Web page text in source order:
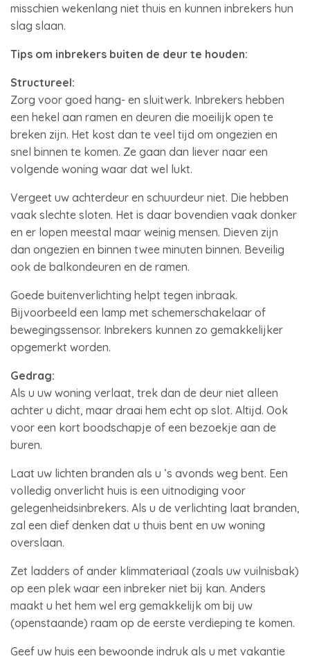
misschien wekenlang niet thuis en kunnen inbrekers hun
slag slaan.
Tips om inbrekers buiten de deur te houden:
Structureel:
Zorg voor goed hang- en sluitwerk. Inbrekers hebben
een hekel aan ramen en deuren die moeilijk open te
breken zijn. Het kost dan te veel tijd om ongezien en
snel binnen te komen. Ze gaan dan liever naar een
volgende woning waar dat wel lukt.
Vergeet uw achterdeur en schuurdeur niet. Die hebben
vaak slechte sloten. Het is daar bovendien vaak donker
en er lopen meestal maar weinig mensen. Dieven zijn
dan ongezien en binnen twee minuten binnen. Beveilig
ook de balkondeuren en de ramen.
Goede buitenverlichting helpt tegen inbraak.
Bijvoorbeeld een lamp met schemerschakelaar of
bewegingssensor. Inbrekers kunnen zo gemakkelijker
opgemerkt worden.
Gedrag:
Als u uw woning verlaat, trek dan de deur niet alleen
achter u dicht, maar draai hem echt op slot. Altijd. Ook
voor een kort boodschapje of een bezoekje aan de
buren.
Laat uw lichten branden als u ’s avonds weg bent. Een
volledig onverlicht huis is een uitnodiging voor
gelegenheidsinbrekers. Als u de verlichting laat branden,
zal een dief denken dat u thuis bent en uw woning
overslaan.
Zet ladders of ander klimmateriaal (zoals uw vuilnisbak)
op een plek waar een inbreker niet bij kan. Anders
maakt u het hem wel erg gemakkelijk om bij uw
(openstaande) raam op de eerste verdieping te komen.
Geef uw huis een bewoonde indruk als u met vakantie